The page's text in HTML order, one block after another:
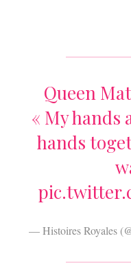
Queen
« My hands
hands
— Histoires Royales